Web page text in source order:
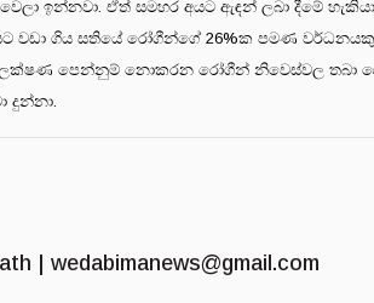
ඉන්නවා. ඒත් සමහර අයට ඇඳන් ලබා දීමේ
වඩා ගිය සතියේ රෝගීන්ගේ 26%ක පමණ
පෙන්නුම් නොකරන රෝගීන් නිවෙස්වල තබා
දුන්නා.
| wedabimanews@gmail.com